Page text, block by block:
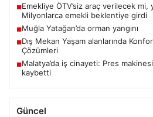
■Emekliye ÖTV’siz araç verilecek mi,
Milyonlarca emekli beklentiye girdi
■Muğla Yatağan’da orman yangını
■Dış Mekan Yaşam alanlarında
Çözümleri
■Malatya’da iş cinayeti: Pres
kaybetti
Güncel